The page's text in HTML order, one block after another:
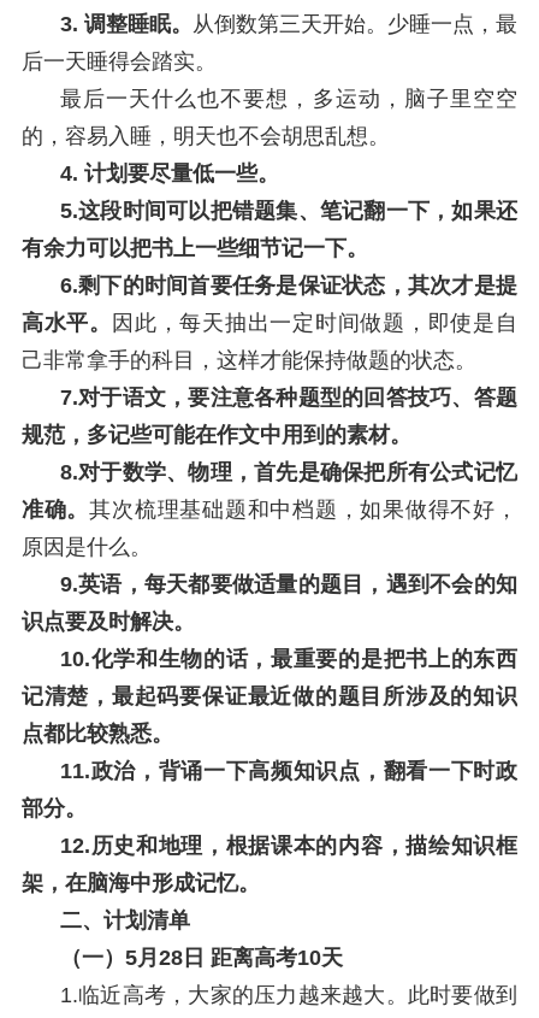
3. 调整睡眠。
从倒数第三天开始。少睡一点，最
后一天睡得会踏实。
最后一天什么也不要想，多运动，脑子里空空
的，容易入睡，明天也不会胡思乱想。
4. 计划要尽量低一些。
5.这段时间可以把错题集、笔记翻一下，如果还
有余力可以把书上一些细节记一下。
6.剩下的时间首要任务是保证状态，其次才是提
高水平。
因此，每天抽出一定时间做题，即使是自
己非常拿手的科目，这样才能保持做题的状态。
7.对于语文，要注意各种题型的回答技巧、答题
规范，多记些可能在作文中用到的素材。
8.对于数学、物理，首先是确保把所有公式记忆
准确。其次梳理基础题和中档题，如果做得不好，
原因是什么。
9.英语，每天都要做适量的题目，遇到不会的知
识点要及时解决。
10.化学和生物的话，最重要的是把书上的东西
记清楚，最起码要保证最近做的题目所涉及的知识
点都比较熟悉。
11.政治，背诵一下高频知识点，翻看一下时政
部分。
12.历史和地理，根据课本的内容，描绘知识框
架，在脑海中形成记忆。
二、计划清单
（一）5月28日 距离高考10天
1.临近高考，大家的压力越来越大。此时要做到